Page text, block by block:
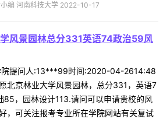
编 河南科技大学 2022-10-17
风景园林总分331英语74政治59风
院提问人:13***99时间:2020-04-2614:48
北京林业大学风景园林，总分331，英语7
，园林设计113.请问可以申请贵校的风
，可关注报考专业所在学院网站有关复试